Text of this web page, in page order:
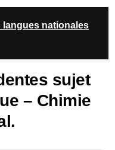
nationales
sujet
– Chimie